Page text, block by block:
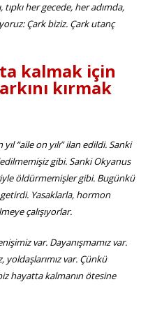
her gecede, her adımda,
Çark biziz. Çark utanç
kalmak için
kırmak
“aile on yılı” ilan edildi. Sanki
gibi. Sanki Okyanus
öldürmemişler gibi. Bugünkü
Yasaklarla, hormon
çalışıyorlar.
var. Dayanışmamız var.
yoldaşlarımız var. Çünkü
hayatta kalmanın ötesine